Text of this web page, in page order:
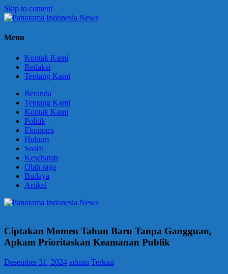
Skip to content
Panorama
Berani
Menu
Kontak Kami
Redaksi
Tentang Kami
Beranda
Tentang Kami
Kontak Kami
Politik
Ekonomi
Hukum
Sosial
Kesehatan
Olah raga
Budaya
Artikel
Ciptakan Momen Tahun Baru Tanpa Gangguan,
Apkam Prioritaskan Keamanan Publik
Desember 31, 2024 admin Terkini